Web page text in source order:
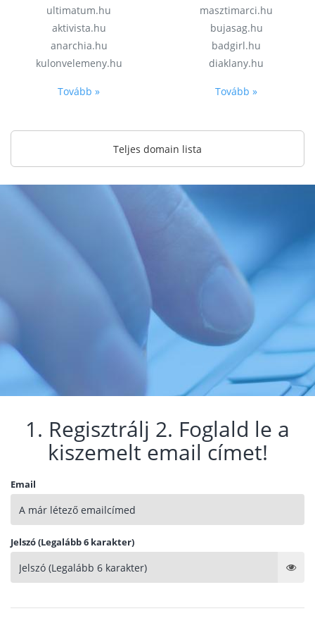
ultimatum.hu
aktivista.hu
anarchia.hu
kulonvelemeny.hu
Tovább »
masztimarci.hu
bujasag.hu
badgirl.hu
diaklany.hu
Tovább »
Teljes domain lista
1. Regisztrálj 2. Foglald le a
kiszemelt email címet!
Email
Jelszó (Legalább 6 karakter)